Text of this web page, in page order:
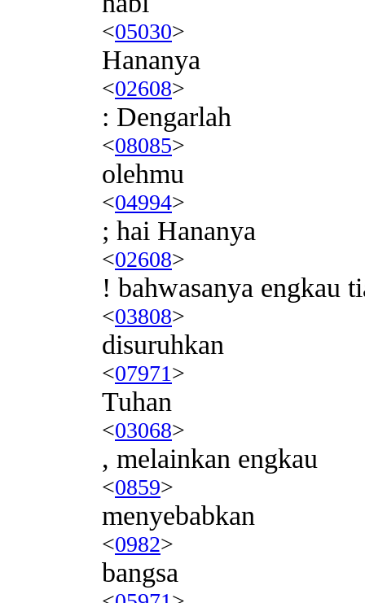
<05030>
Hananya
<02608>
: Dengarlah
<08085>
olehmu
<04994>
; hai Hananya
<02608>
! bahwasanya engkau
<03808>
disuruhkan
<07971>
Tuhan
<03068>
, melainkan engkau
<0859>
menyebabkan
<0982>
bangsa